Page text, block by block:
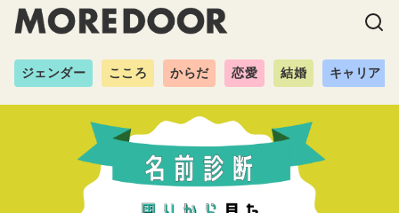
ジェンダー こころ からだ 恋愛 結婚 キャリア